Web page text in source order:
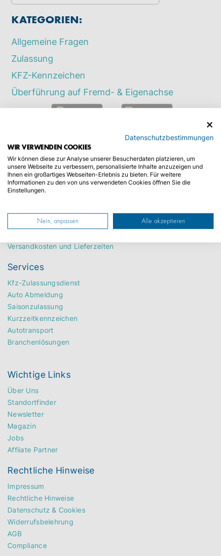
KATEGORIEN:
Allgemeine Fragen
Zulassung
KFZ-Kennzeichen
Überführung auf Fremd- & Eigenachse
Zentrale
Christoph Kroschke GmbH
Versandkosten und Lieferzeiten
Services
Kfz-Zulassungsdienst
Auto Abmeldung
Saisonzulassung
Kurzzeitkennzeichen
Autotransport
Branchenlösungen
Wichtige Links
Über Uns
Standortfinder
Newsletter
Magazin
Jobs
Affiiate Partner
Rechtliche Hinweise
Impressum
Rechtliche Hinweise
Datenschutz & Cookies
Widerrufsbelehrung
AGB
Compliance
Datenschutzbestimmungen
WIR VERWENDEN COOKIES
Wir können diese zur Analyse unserer Besucherdaten platzieren, um
unsere Webseite zu verbessern, personalisierte Inhalte anzuzeigen und
Ihnen ein großartiges Webseiten-Erlebnis zu bieten. Für weitere
Informationen zu den von uns verwendeten Cookies öffnen Sie die
Einstellungen.
Nein, anpassen Alle akzeptieren